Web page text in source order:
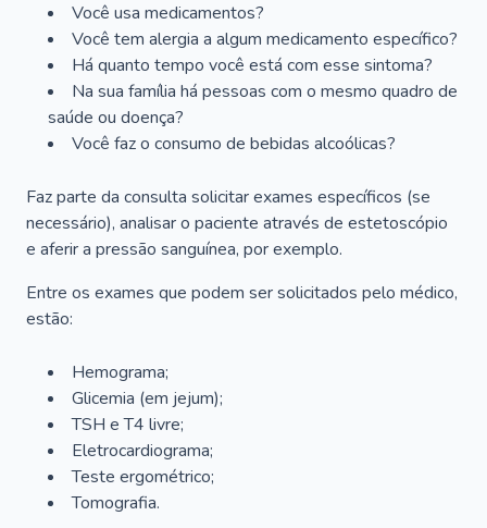
Você usa medicamentos?
Você tem alergia a algum medicamento específico?
Há quanto tempo você está com esse sintoma?
Na sua família há pessoas com o mesmo quadro de
saúde ou doença?
Você faz o consumo de bebidas alcoólicas?
Faz parte da consulta solicitar exames específicos (se
necessário), analisar o paciente através de estetoscópio
e aferir a pressão sanguínea, por exemplo.
Entre os exames que podem ser solicitados pelo médico,
estão:
Hemograma;
Glicemia (em jejum);
TSH e T4 livre;
Eletrocardiograma;
Teste ergométrico;
Tomografia.